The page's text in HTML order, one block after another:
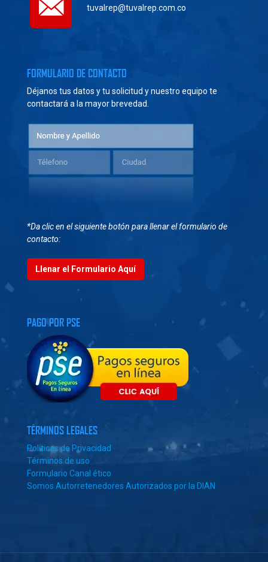
tuvalrep@tuvalrep.com.co
FORMULARIO DE CONTACTO
Déjanos tus datos y tu solicitud y nuestro equipo te
contactará a la mayor brevedad.
*Da clic en el siguiente botón para llenar el formulario de
contacto:
Llenar el Formulario Aquí
PAGO POR PSE
TÉRMINOS LEGALES
Políticas de Privacidad
Términos de uso
Formulario Canal ético
Somos Autorretenedores Autorizados por la DIAN